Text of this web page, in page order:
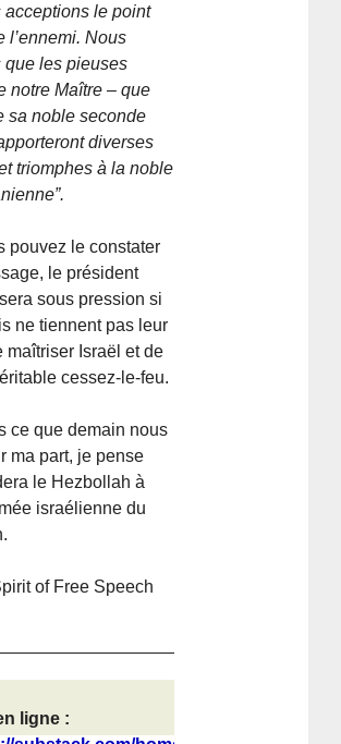
acceptions le point
l’ennemi. Nous
que les pieuses
notre Maître – que
sa noble seconde
diverses
triomphes à la noble
pouvez le constater
le président
sous pression si
ne tiennent pas leur
maîtriser Israël et de
cessez-le-feu.
ce que demain nous
ma part, je pense
le Hezbollah à
israélienne du
of Free Speech
ligne :